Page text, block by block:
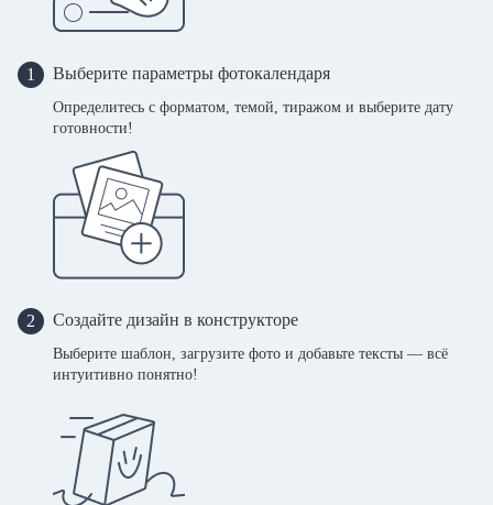
1 Выберите параметры фотокалендаря
Определитесь с форматом, темой, тиражом и выберите дату
готовности!
2 Создайте дизайн в конструкторе
Выберите шаблон, загрузите фото и добавьте тексты — всё
интуитивно понятно!